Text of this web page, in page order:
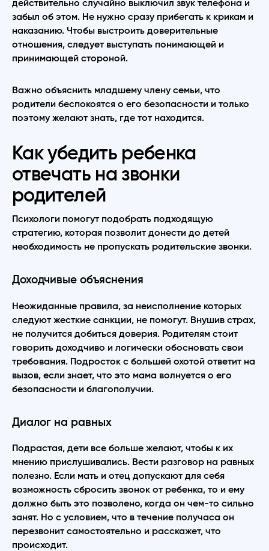
действительно случайно выключил звук телефона и
забыл об этом. Не нужно сразу прибегать к крикам и
наказанию. Чтобы выстроить доверительные
отношения, следует выступать понимающей и
принимающей стороной.
Важно объяснить младшему члену семьи, что
родители беспокоятся о его безопасности и только
поэтому желают знать, где тот находится.
Как убедить ребенка
отвечать на звонки
родителей
Психологи помогут подобрать подходящую
стратегию, которая позволит донести до детей
необходимость не пропускать родительские звонки.
Доходчивые объяснения
Неожиданные правила, за неисполнение которых
следуют жесткие санкции, не помогут. Внушив страх,
не получится добиться доверия. Родителям стоит
говорить доходчиво и логически обосновать свои
требования. Подросток с большей охотой ответит на
вызов, если знает, что это мама волнуется о его
безопасности и благополучии.
Диалог на равных
Подрастая, дети все больше желают, чтобы к их
мнению прислушивались. Вести разговор на равных
полезно. Если мать и отец допускают для себя
возможность сбросить звонок от ребенка, то и ему
должно быть это позволено, когда он чем-то сильно
занят. Но с условием, что в течение получаса он
перезвонит самостоятельно и расскажет, что
происходит.